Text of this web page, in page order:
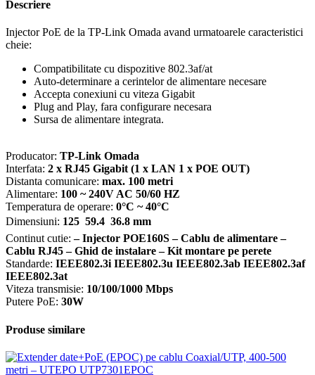
Descriere
Injector PoE de la TP-Link Omada avand urmatoarele caracteristici
cheie:
Compatibilitate cu dispozitive 802.3af/at
Auto-determinare a cerintelor de alimentare necesare
Accepta conexiuni cu viteza Gigabit
Plug and Play, fara configurare necesara
Sursa de alimentare integrata.
Producator: TP-Link Omada
Interfata: 2 x RJ45 Gigabit (1 x LAN 1 x POE OUT)
Distanta comunicare: max. 100 metri
Alimentare: 100 ~ 240V AC 50/60 HZ
Temperatura de operare: 0°C ~ 40°C
Dimensiuni: 125  59.4  36.8 mm
Continut cutie:– Injector POE160S – Cablu de alimentare –
Cablu RJ45 – Ghid de instalare – Kit montare pe perete
Standarde: IEEE802.3i IEEE802.3u IEEE802.3ab IEEE802.3af
IEEE802.3at
Viteza transmisie: 10/100/1000 Mbps
Putere PoE: 30W
Produse similare